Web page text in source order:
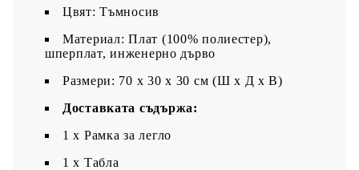
Цвят: Тъмносив
Материал: Плат (100% полиестер),
шперплат, инженерно дърво
Размери: 70 x 30 x 30 см (Ш x Д x В)
Доставката съдържа:
1 x Рамка за легло
1 x Табла